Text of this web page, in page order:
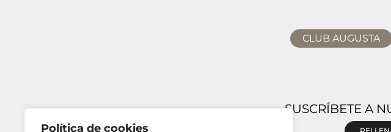
Política de cookies
CLUB AUGUSTA
SUSCRÍBETE A